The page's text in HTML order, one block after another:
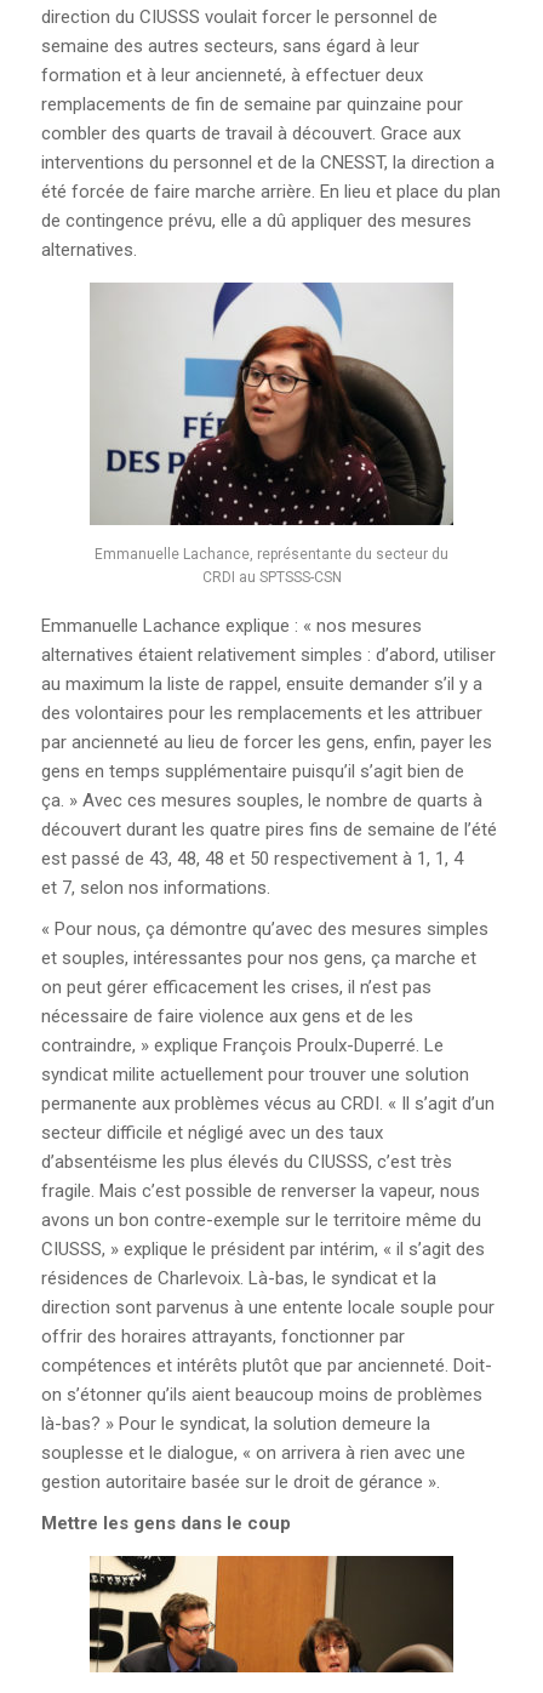
direction du CIUSSS voulait forcer le personnel de
semaine des autres secteurs, sans égard à leur
formation et à leur ancienneté, à effectuer deux
remplacements de fin de semaine par quinzaine pour
combler des quarts de travail à découvert. Grace aux
interventions du personnel et de la CNESST, la direction a
été forcée de faire marche arrière. En lieu et place du plan
de contingence prévu, elle a dû appliquer des mesures
alternatives.
Emmanuelle Lachance, représentante du secteur du
CRDI au SPTSSS-CSN
Emmanuelle Lachance explique : « nos mesures
alternatives étaient relativement simples : d’abord, utiliser
au maximum la liste de rappel, ensuite demander s’il y a
des volontaires pour les remplacements et les attribuer
par ancienneté au lieu de forcer les gens, enfin, payer les
gens en temps supplémentaire puisqu’il s’agit bien de
ça. » Avec ces mesures souples, le nombre de quarts à
découvert durant les quatre pires fins de semaine de l’été
est passé de 43, 48, 48 et 50 respectivement à 1, 1, 4
et 7, selon nos informations.
« Pour nous, ça démontre qu’avec des mesures simples
et souples, intéressantes pour nos gens, ça marche et
on peut gérer efficacement les crises, il n’est pas
nécessaire de faire violence aux gens et de les
contraindre, » explique François Proulx-Duperré. Le
syndicat milite actuellement pour trouver une solution
permanente aux problèmes vécus au CRDI. « Il s’agit d’un
secteur difficile et négligé avec un des taux
d’absentéisme les plus élevés du CIUSSS, c’est très
fragile. Mais c’est possible de renverser la vapeur, nous
avons un bon contre-exemple sur le territoire même du
CIUSSS, » explique le président par intérim, « il s’agit des
résidences de Charlevoix. Là-bas, le syndicat et la
direction sont parvenus à une entente locale souple pour
offrir des horaires attrayants, fonctionner par
compétences et intérêts plutôt que par ancienneté. Doit-
on s’étonner qu’ils aient beaucoup moins de problèmes
là-bas? » Pour le syndicat, la solution demeure la
souplesse et le dialogue, « on arrivera à rien avec une
gestion autoritaire basée sur le droit de gérance ».
Mettre les gens dans le coup